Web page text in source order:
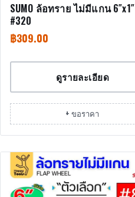
SUMO ล้อทราย ไม่มีแกน 6″x1″
#320
฿309.00
ดูรายละเอียด
+ ขอราคา